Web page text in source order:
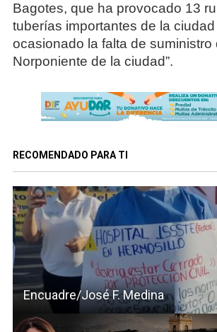
Bagotes, que ha provocado 13
tuberías importantes de la
ocasionado la falta de suministro
Norponiente de la ciudad”.
RECOMENDADO PARA TI
Encuadre/José F. Medina